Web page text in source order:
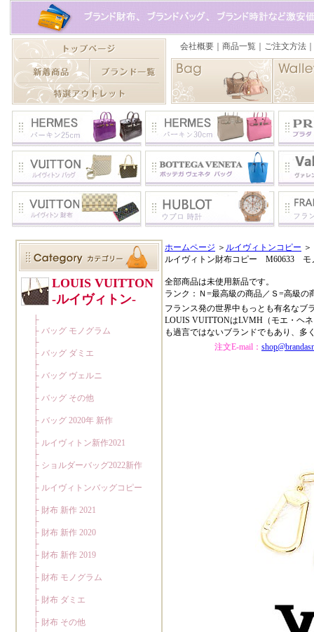
ホームページ ＞ ルイヴィトンコピー ＞
ルイヴィトン財布コピー M60633
全部商品は未使用新品です。
ランク：Ｎ=最高級の商品／Ｓ=高級の
フランス発の世界中もっとも有名なブ
LOUIS VUITTONはLVMH（モエ・ヘ
も過言ではないブランドでもあり、多
注文E-mail：